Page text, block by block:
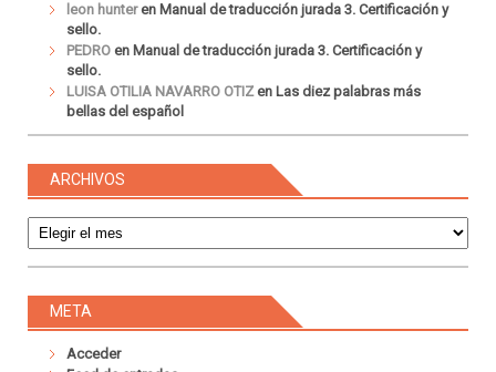
leon hunteren Manual de traducción jurada 3. Certificación y
sello.
PEDRO en Manual de traducción jurada 3. Certificación y
sello.
LUISA OTILIA NAVARRO OTIZen Las diez palabras más
bellas del español
ARCHIVOS
META
Acceder